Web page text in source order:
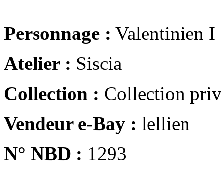
Personnage : Valentinien I
Atelier : Siscia
Collection : Collection
Vendeur e-Bay : lellien
N° NBD : 1293